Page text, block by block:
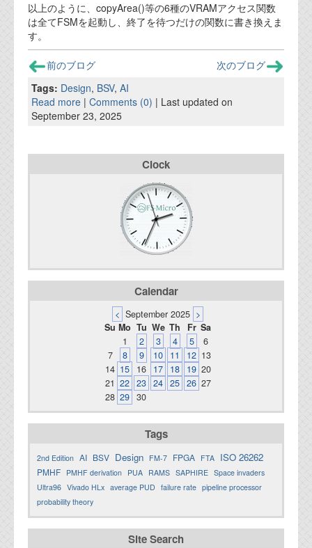
オンラインショップ
お問い合わせ
FAQ
以上のように、copyArea()等の6種のVRAMアクセス関数
は全てFSMを起動し、終了を待つだけの関数に書き換えま
す。
前のブログ
次のブログ
Tags: Design, BSV, AI
Read more | Comments (0) | Last updated on
September 23, 2025
Clock
Calendar
< September 2025 >
Su Mo Tu We Th Fr Sa
1
2 3 4 5
6
7
8 9 10 11 12 13
14 15 16 17 18 19 20
21 22 23 24 25 26 27
28 29 30
Tags
2nd Edition AI BSV Design FM-7 FPGA FTA ISO 26262
PMHF PMHF derivation PUA RAMS SAPHIRE Space invaders
Ultra96 Vivado HLx average PUD failure rate pipeline processor
probability theory
Site Search